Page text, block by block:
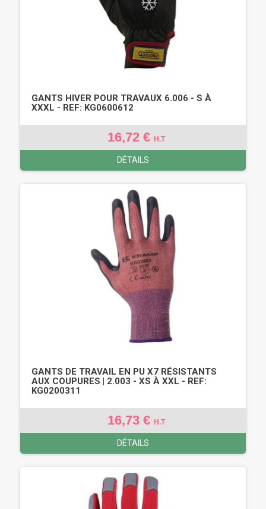
GANTS HIVER POUR TRAVAUX 6.006 - S À
XXXL - REF: KG0600612
16,72 € H.T
DÉTAILS
GANTS DE TRAVAIL EN PU X7 RÉSISTANTS
AUX COUPURES | 2.003 - XS À XXL - REF:
KG0200311
16,73 € H.T
DÉTAILS